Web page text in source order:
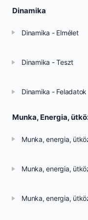
Dinamika
Dinamika - Elmélet
Dinamika - Teszt
Dinamika - Feladatok
Munka, Energia,